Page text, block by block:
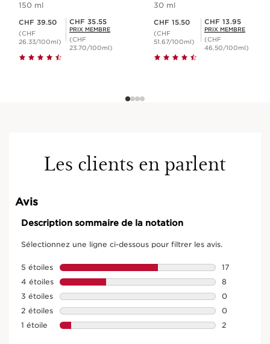
150 ml
CHF 39.50
(CHF
26.33/100ml)
Prix Sérénité CHF 35.55
CHF 35.55
PRIX MEMBRE
(CHF
23.70/100ml)
30 ml
CHF 15.50
(CHF
51.67/100ml)
Prix Sérénité CHF 13.95
CHF 13.95
PRIX MEMBRE
(CHF
46.50/100ml)
Les clients en parlent